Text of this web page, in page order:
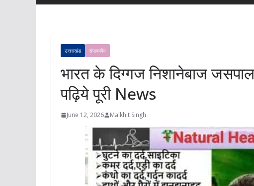
उत्तराखंड संपादकीय
भारत के दिग्गज निशानेबाज
पढ़िये पूरी News
June 12, 2026 Malkhit Singh